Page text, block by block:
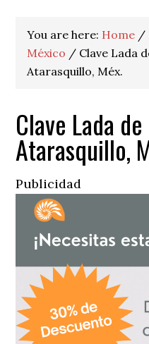
You are here: Home /
México / Clave Lada
Atarasquillo, Méx.
Clave Lada
Atarasquillo,
Publicidad